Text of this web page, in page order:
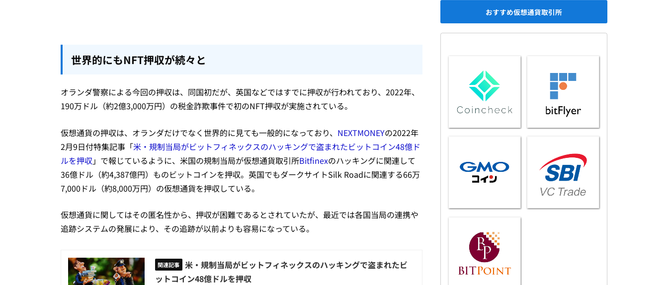
世界的にもNFT押収が続々と
オランダ警察による今回の押収は、同国初だが、英国などではすでに押収が行われており、2022年、
190万ドル（約2億3,000万円）の税金詐欺事件で初のNFT押収が実施されている。
仮想通貨の押収は、オランダだけでなく世界的に見ても一般的になっており、 NEXTMONEYの2022年
2月9日付特集記事「米・規制当局がビットフィネックスのハッキングで盗まれたビットコイン48億ド
ルを押収 」で報じているように、米国の規制当局が仮想通貨取引所Bitfinexのハッキングに関連して
36億ドル（約4,387億円）ものビットコインを押収。英国でもダークサイトSilk Roadに関連する66万
7,000ドル（約8,000万円）の仮想通貨を押収している。
仮想通貨に関してはその匿名性から、押収が困難であるとされていたが、最近では各国当局の連携や
追跡システムの発展により、その追跡が以前よりも容易になっている。
米・規制当局がビットフィネックスのハッキングで盗まれたビ
ットコイン48億ドルを押収
おすすめ仮想通貨取引所